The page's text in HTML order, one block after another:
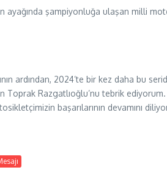
ayağında şampiyonluğa ulaşan milli
ardından, 2024’te bir kez daha bu
Toprak Razgatlıoğlu’nu tebrik
başarılarının devamını